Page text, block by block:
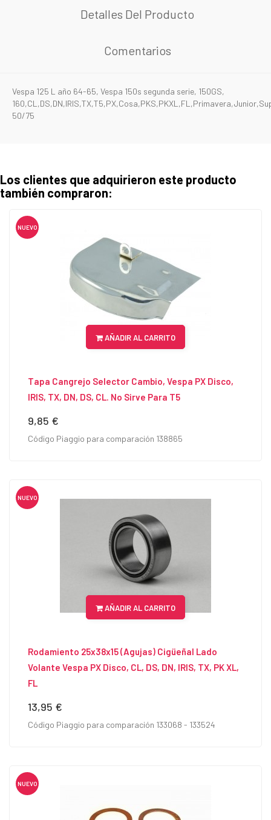
Detalles Del Producto
Comentarios
Vespa 125 L año 64-65, Vespa 150s segunda serie, 150GS,
50/75
Los clientes que adquirieron este producto
también compraron:
NUEVO
AÑADIR AL CARRITO
Tapa Cangrejo Selector Cambio, Vespa PX Disco,
IRIS, TX, DN, DS, CL. No Sirve Para T5
Precio
9,85 €
Código Piaggio para comparación 138865
NUEVO
AÑADIR AL CARRITO
Rodamiento 25x38x15 (Agujas) Cigüeñal Lado
Volante Vespa PX Disco, CL, DS, DN, IRIS, TX, PK XL,
FL
Precio
13,95 €
Código Piaggio para comparación 133068 - 133524
NUEVO